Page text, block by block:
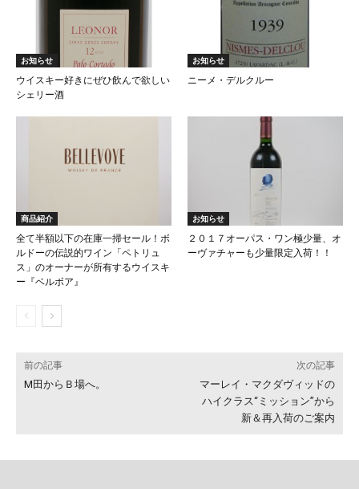
お知らせ
ウイスキー好きにぜひ飲んで欲しい
シェリー酒
お知らせ
ニーメ・デルクルー
商品紹介
全て半額以下の在庫一掃セール！ボ
ルドーの伝説的ワイン「ペトリュ
ス」のオーナーが所有するウイスキ
ー『ベルボア』
お知らせ
２０１７オーパス・ワン極少量、オ
ーヴァチャーも少量限定入荷！！
前の記事
M田からＢ場へ。
次の記事
マーレイ・マクダヴィッドの
ハイクラス“ミッション”から
新＆再入荷のご案内